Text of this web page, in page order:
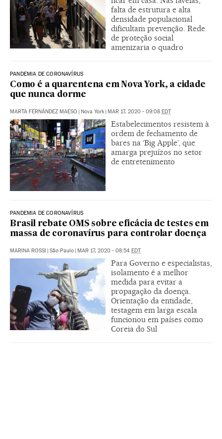
falta de estrutura e alta
densidade populacional
dificultam prevenção. Rede
de proteção social
amenizaria o quadro
PANDEMIA DE CORONAVÍRUS
Como é a quarentena em Nova York, a cidade
que nunca dorme
MARTA FERNÁNDEZ MAESO | Nova York | MAR 17, 2020 - 09:08 EDT
Estabelecimentos resistem à
ordem de fechamento de
bares na ‘Big Apple’, que
amarga prejuízos no setor
de entretenimento
PANDEMIA DE CORONAVÍRUS
Brasil rebate OMS sobre eficácia de testes em
massa de coronavírus para controlar doença
MARINA ROSSI | São Paulo | MAR 17, 2020 - 08:54 EDT
Para Governo e especialistas,
isolamento é a melhor
medida para evitar a
propagação da doença.
Orientação da entidade,
testagem em larga escala
funcionou em países como
Coreia do Sul